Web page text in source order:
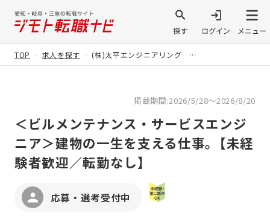
TOP 求人を探す (株)太平エンジニアリング 名古屋支店
掲載期間:2026/5/28～2026/8/20
＜ビルメンテナンス・サービスエンジ
ニア＞建物の一生を支える仕事。【未経
験者歓迎／転勤なし】
応募・選考受付中